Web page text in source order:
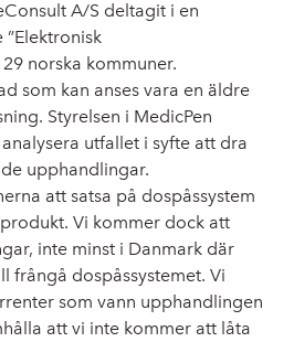
A/S deltagit i en
norska kommuner.
som kan anses vara en äldre
Styrelsen i MedicPen
utfallet i syfte att dra
upphandlingar.
att satsa på dospåssystem
Vi kommer dock att
inte minst i Danmark där
frångå dospåssystemet. Vi
som vann upphandlingen
att vi inte kommer att låta